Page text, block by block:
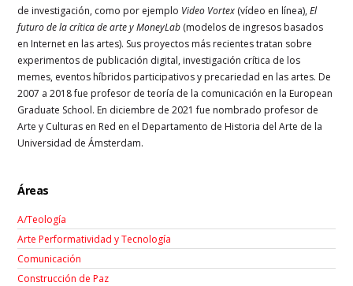
de investigación, como por ejemplo Video Vortex (vídeo en línea),El
futuro de la crítica de arte y MoneyLab (modelos de ingresos basados
en Internet en las artes). Sus proyectos más recientes tratan sobre
experimentos de publicación digital, investigación crítica de los
memes, eventos híbridos participativos y precariedad en las artes. De
2007 a 2018 fue profesor de teoría de la comunicación en la European
Graduate School. En diciembre de 2021 fue nombrado profesor de
Arte y Culturas en Red en el Departamento de Historia del Arte de la
Universidad de Ámsterdam.
Áreas
A/Teología
Arte Performatividad y Tecnología
Comunicación
Construcción de Paz